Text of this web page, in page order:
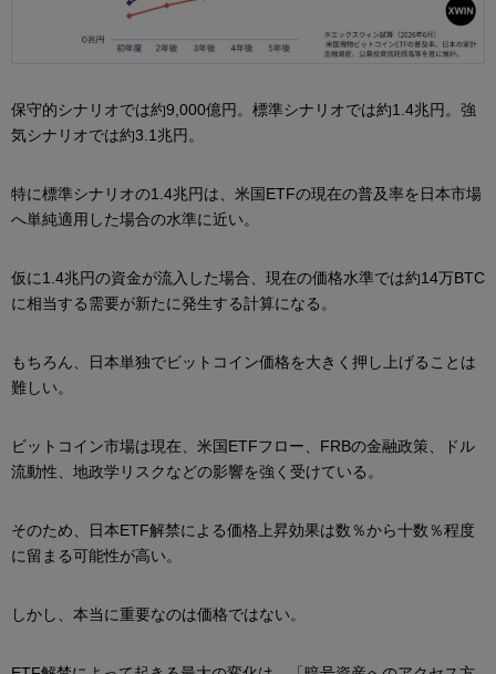
保守的シナリオでは約9,000億円。標準シナリオでは約1.4兆円。強
気シナリオでは約3.1兆円。
特に標準シナリオの1.4兆円は、米国ETFの現在の普及率を日本市場
へ単純適用した場合の水準に近い。
仮に1.4兆円の資金が流入した場合、現在の価格水準では約14万BTC
に相当する需要が新たに発生する計算になる。
もちろん、日本単独でビットコイン価格を大きく押し上げることは
難しい。
ビットコイン市場は現在、米国ETFフロー、FRBの金融政策、ドル
流動性、地政学リスクなどの影響を強く受けている。
そのため、日本ETF解禁による価格上昇効果は数％から十数％程度
に留まる可能性が高い。
しかし、本当に重要なのは価格ではない。